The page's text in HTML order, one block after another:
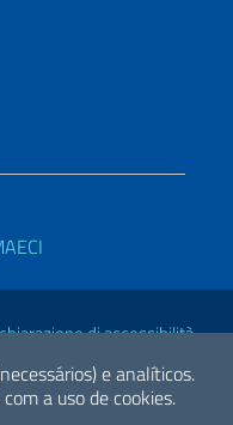
e analíticos.
a uso de cookies.
di accessibilità